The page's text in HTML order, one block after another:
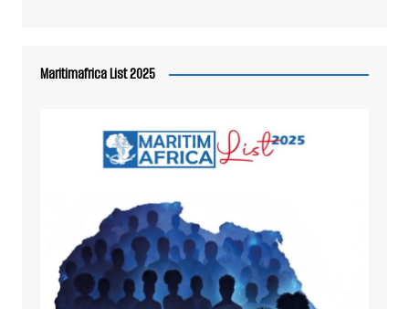
Maritimafrica List 2025